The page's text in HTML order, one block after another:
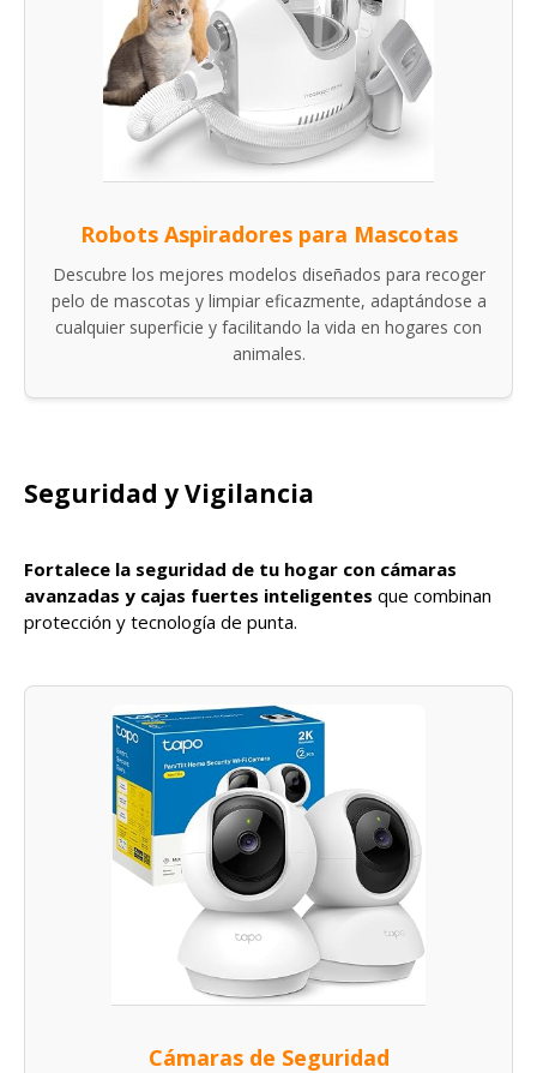
Robots Aspiradores para Mascotas
Descubre los mejores modelos diseñados para recoger
pelo de mascotas y limpiar eficazmente, adaptándose a
cualquier superficie y facilitando la vida en hogares con
animales.
Seguridad y Vigilancia
Fortalece la seguridad de tu hogar con cámaras
avanzadas y cajas fuertes inteligentes que combinan
protección y tecnología de punta.
Cámaras de Seguridad